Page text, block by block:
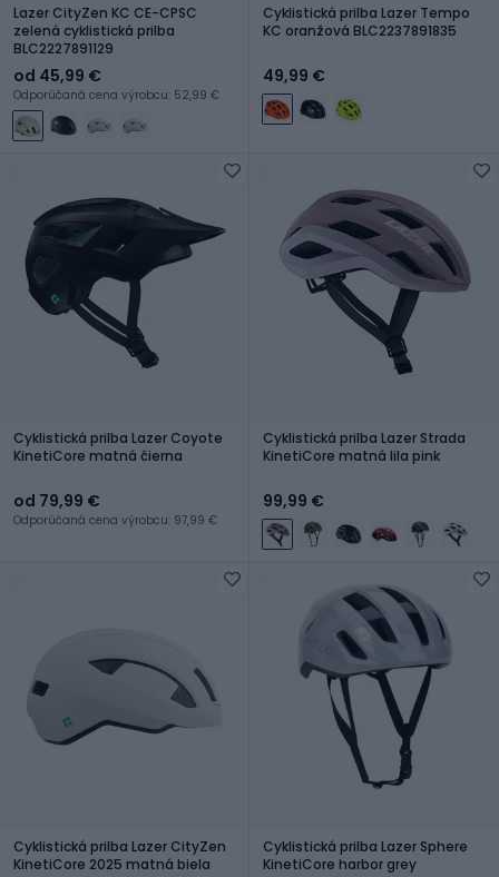
Lazer CityZen KC CE-CPSC
zelená cyklistická prilba
BLC2227891129
od 45,99 €
Odporúčaná cena výrobcu: 52,99 €
Cyklistická prilba Lazer Tempo
KC oranžová BLC2237891835
49,99 €
Cyklistická prilba Lazer Coyote
KinetiCore matná čierna
od 79,99 €
Odporúčaná cena výrobcu: 97,99 €
Cyklistická prilba Lazer Strada
KinetiCore matná lila pink
99,99 €
Cyklistická prilba Lazer CityZen
KinetiCore 2025 matná biela
Cyklistická prilba Lazer Sphere
KinetiCore harbor grey